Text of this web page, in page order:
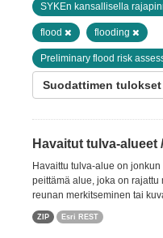
SYKEn kansallisella
flood flooding
Preliminary flood risk
Suodattimen tulokset
Havaitut tulva-
Havaittu tulva-alue on
peittämä alue, joka on
reunan merkitseminen tai
ZIP Esri REST